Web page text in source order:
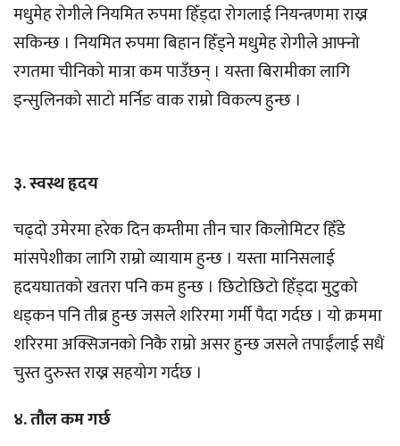
मधुमेह रोगीले नियमित रुपमा हिँड्दा रोगलाई नियन्त्रणमा राख्न
सकिन्छ । नियमित रुपमा बिहान हिँड्ने मधुमेह रोगीले आफ्नो
रगतमा चीनिको मात्रा कम पाउँछन् । यस्ता बिरामीका लागि
इन्सुलिनको साटो मर्निङ वाक राम्रो विकल्प हुन्छ ।
३. स्वस्थ हृदय
चढ्दो उमेरमा हरेक दिन कम्तीमा तीन चार किलोमिटर हिँडे
मांसपेशीका लागि राम्रो व्यायाम हुन्छ । यस्ता मानिसलाई
हृदयघातको खतरा पनि कम हुन्छ । छिटोछिटो हिँड्दा मुटुको
धड्कन पनि तीब्र हुन्छ जसले शरिरमा गर्मी पैदा गर्दछ । यो क्रममा
शरिरमा अक्सिजनको निकै राम्रो असर हुन्छ जसले तपाईंलाई सधैं
चुस्त दुरुस्त राख्न सहयोग गर्दछ ।
४. तौल कम गर्छ